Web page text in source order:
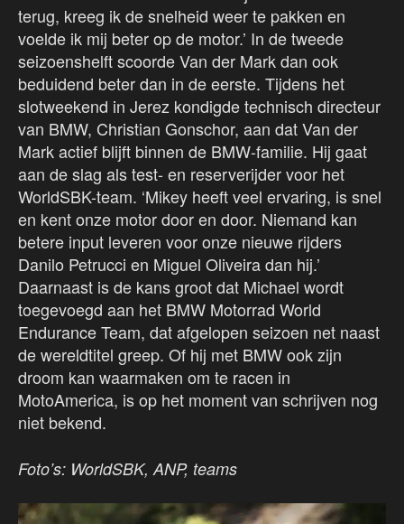
terug, kreeg ik de snelheid weer te pakken en
voelde ik mij beter op de motor.’ In de tweede
seizoenshelft scoorde Van der Mark dan ook
beduidend beter dan in de eerste. Tijdens het
slotweekend in Jerez kondigde technisch directeur
van BMW, Christian Gonschor, aan dat Van der
Mark actief blijft binnen de BMW-familie. Hij gaat
aan de slag als test- en reserverijder voor het
WorldSBK-team. ‘Mikey heeft veel ervaring, is snel
en kent onze motor door en door. Niemand kan
betere input leveren voor onze nieuwe rijders
Danilo Petrucci en Miguel Oliveira dan hij.’
Daarnaast is de kans groot dat Michael wordt
toegevoegd aan het BMW Motorrad World
Endurance Team, dat afgelopen seizoen net naast
de wereldtitel greep. Of hij met BMW ook zijn
droom kan waarmaken om te racen in
MotoAmerica, is op het moment van schrijven nog
niet bekend.
Foto’s: WorldSBK, ANP, teams